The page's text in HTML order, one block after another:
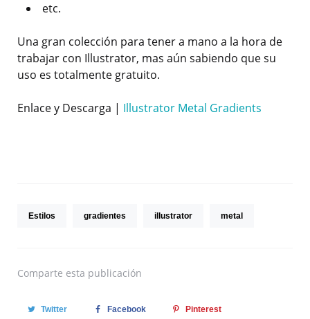
etc.
Una gran colección para tener a mano a la hora de
trabajar con Illustrator, mas aún sabiendo que su
uso es totalmente gratuito.
Enlace y Descarga | Illustrator Metal Gradients
Estilos gradientes illustrator metal
Comparte esta publicación
Twitter Facebook Pinterest